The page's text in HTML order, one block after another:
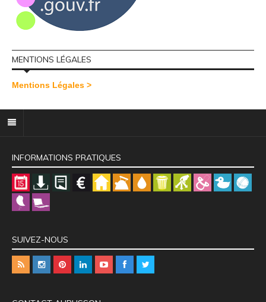
MENTIONS LÉGALES
Mentions Légales >
INFORMATIONS PRATIQUES
SUIVEZ-NOUS